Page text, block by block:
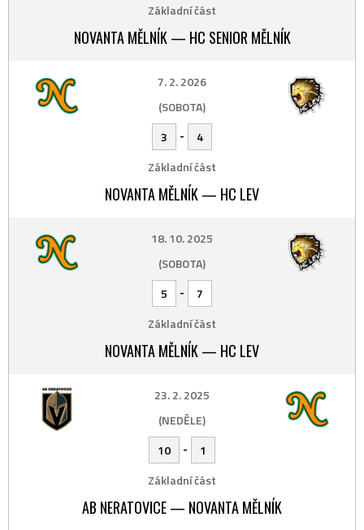
Základní část
NOVANTA MĚLNÍK — HC SENIOR MĚLNÍK
7. 2. 2026
(SOBOTA)
3
-
4
Základní část
NOVANTA MĚLNÍK — HC LEV
18. 10. 2025
(SOBOTA)
5
-
7
Základní část
NOVANTA MĚLNÍK — HC LEV
23. 2. 2025
(NEDĚLE)
10
-
1
Základní část
AB NERATOVICE — NOVANTA MĚLNÍK